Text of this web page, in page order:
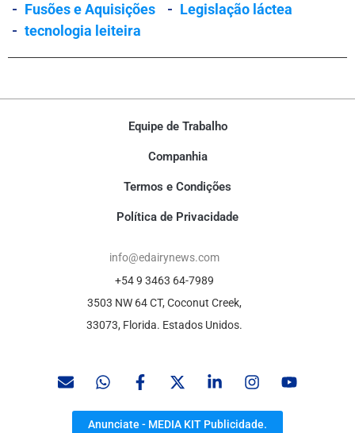
- Fusões e Aquisições - Legislação láctea
- tecnologia leiteira
Equipe de Trabalho
Companhia
Termos e Condições
Política de Privacidade
info@edairynews.com
+54 9 3463 64-7989
3503 NW 64 CT, Coconut Creek,
33073, Florida. Estados Unidos.
Anunciate - MEDIA KIT Publicidade.